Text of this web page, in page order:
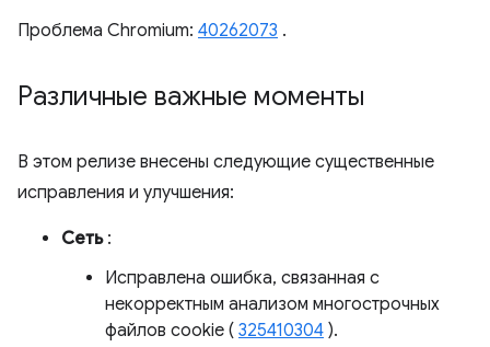
Проблема Chromium: 40262073 .
Различные важные моменты
В этом релизе внесены следующие существенные
исправления и улучшения:
Сеть:
Исправлена ​​ошибка, связанная с
некорректным анализом многострочных
файлов cookie ( 325410304 ).